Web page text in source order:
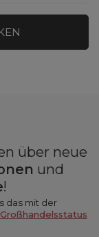
über neue
und
!
das mit der
Großhandelsstatus